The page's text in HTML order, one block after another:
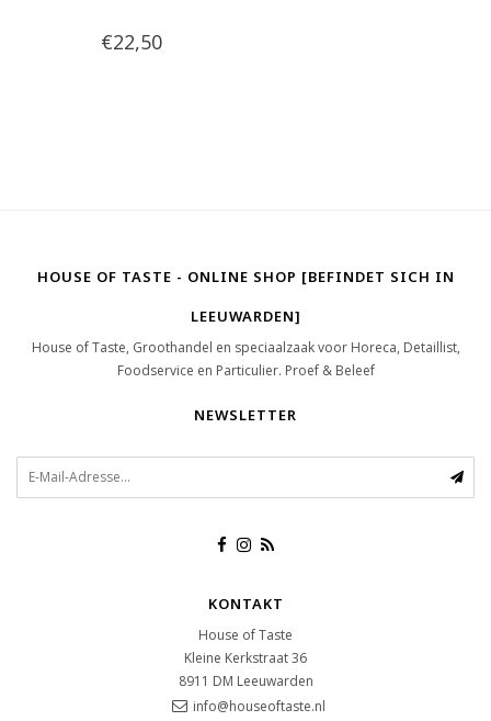
€22,50
HOUSE OF TASTE - ONLINE SHOP [BEFINDET SICH IN
LEEUWARDEN]
House of Taste, Groothandel en speciaalzaak voor Horeca, Detaillist,
Foodservice en Particulier. Proef & Beleef
NEWSLETTER
KONTAKT
House of Taste
Kleine Kerkstraat 36
8911 DM Leeuwarden
info@houseoftaste.nl